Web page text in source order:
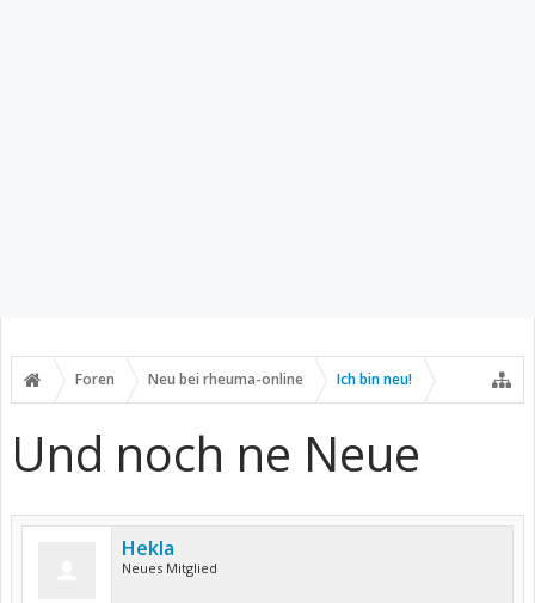
Foren Neu bei rheuma-online Ich bin neu!
Und noch ne Neue
Hekla
Neues Mitglied